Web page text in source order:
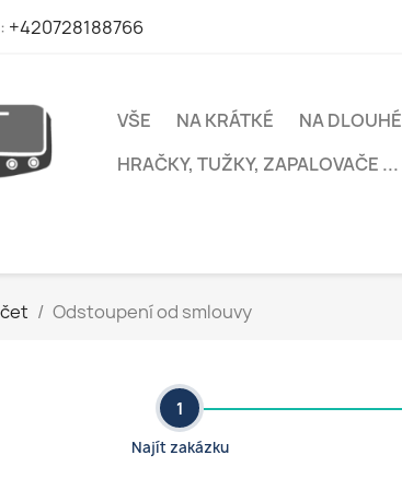
+420728188766
VŠE NA KRÁTKÉ NA DLOUHÉ
HRAČKY, TUŽKY, ZAPALOVAČE ...
Odstoupení od smlouvy
1
Najít zakázku